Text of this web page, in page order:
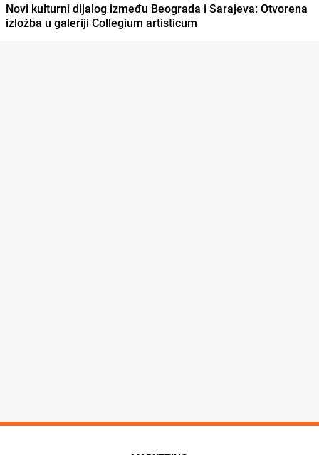
Novi kulturni dijalog između Beograda i Sarajeva: Otvorena
izložba u galeriji Collegium artisticum